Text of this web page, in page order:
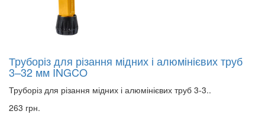
Труборіз для різання мідних і алюмінієвих труб
3–32 мм INGCO
Труборіз для різання мідних і алюмінієвих труб 3-3..
263 грн.